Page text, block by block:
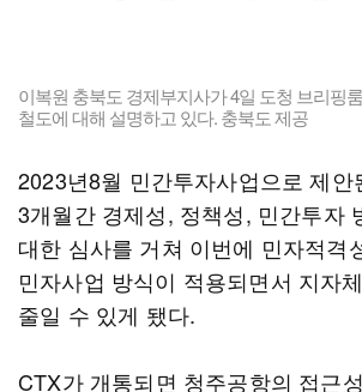
이복원 충북도 경제부지사가 4일 도청 브리핑
철도에 대해 설명하고 있다. 충북도 제공
2023년8월 민간투자사업으로 제안
3개월간 경제성, 정책성, 민간투자
대한 심사를 거쳐 이번에 민자적격
민자사업 방식이 적용되면서 지자
줄일 수 있게 됐다.
CTX가 개통되면 청주공항의 접근